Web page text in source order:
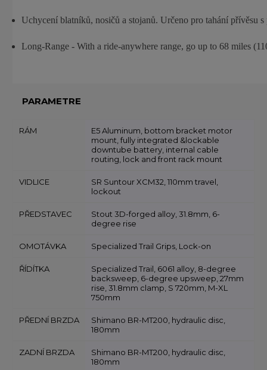
Uchycení blatníků, nosičů a stojanů. Určeno pro tahání přívěsu
Long-Range - With a ride-anywhere range, go up to 68 miles
PARAMETRE
RÁM
E5 Aluminum, bottom bracket motor
mount, fully integrated &lockable
downtube battery, internal cable
routing, lock and front rack mount
VIDLICE
SR Suntour XCM32, 110mm travel,
lockout
PŘEDSTAVEC
Stout 3D-forged alloy, 31.8mm, 6-
degree rise
OMOTÁVKA Specialized Trail Grips, Lock-on
ŘÍDÍTKA
Specialized Trail, 6061 alloy, 8-degree
backsweep, 6-degree upsweep, 27mm
rise, 31.8mm clamp, S 720mm, M-XL
750mm
PŘEDNÍ BRZDA
Shimano BR-MT200, hydraulic disc,
180mm
ZADNÍ BRZDA
Shimano BR-MT200, hydraulic disc,
180mm